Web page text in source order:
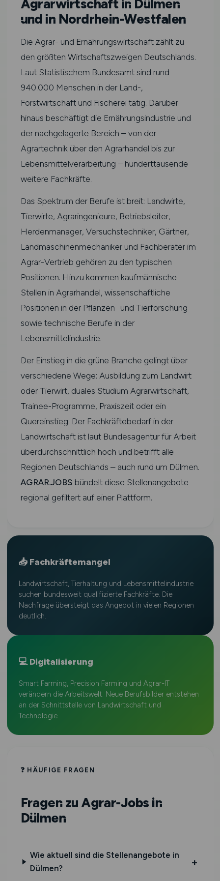
Agrarwirtschaft in Dülmen
und in Nordrhein-Westfalen
Die Agrar- und Ernährungswirtschaft zählt zu
den größten Wirtschaftszweigen Deutschlands.
Laut Statistischem Bundesamt sind rund
940.000 Menschen in der Land-,
Forstwirtschaft und Fischerei tätig. Darüber
hinaus beschäftigt die Ernährungsindustrie und
der nachgelagerte Bereich – von der
Agrartechnik über den Agrarhandel bis zur
Lebensmittelverarbeitung – hunderttausende
weitere Fachkräfte.
Das Spektrum der Berufe ist breit: Landwirte,
Tierwirte, Agraringenieure, Betriebsleiter,
Herdenmanager, Versuchstechniker, Gärtner,
Landmaschinenmechaniker und Fachberater im
Agrar-Vertrieb gehören zu den typischen
Positionen. Hinzu kommen kaufmännische
Stellen in Agrarhandel, wissenschaftliche
Positionen in der Pflanzen- und Tierforschung
sowie technische Berufe in der
Lebensmittelindustrie.
Der Einstieg in die grüne Branche gelingt über
verschiedene Wege: Ausbildung zum Landwirt
oder Tierwirt, duales Studium Agrarwirtschaft,
Trainee-Programme, Praxiszeit oder ein
Quereinstieg. Der Fachkräftebedarf in der
Landwirtschaft ist laut Bundesagentur für Arbeit
überdurchschnittlich hoch und betrifft alle
Regionen Deutschlands – auch rund um Dülmen.
AGRAR.JOBS bündelt diese Stellenangebote
regional gefiltert auf einer Plattform.
📥 Fachkräftemangel
Landwirtschaft, Tierhaltung und Lebensmittelindustrie
suchen bundesweit qualifizierte Fachkräfte. Die
Nachfrage übersteigt das Angebot in vielen Regionen
deutlich.
💻 Digitalisierung
Smart Farming, Precision Farming und Agrar-IT
verändern die Arbeitswelt. Neue Berufsbilder entstehen
an der Schnittstelle von Landwirtschaft und
Technologie.
❓ HÄUFIGE FRAGEN
Fragen zu Agrar-Jobs in
Dülmen
Wie aktuell sind die Stellenangebote in
Dülmen?